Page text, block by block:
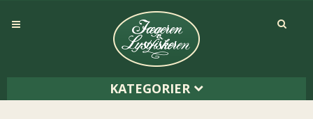
KATEGORIER